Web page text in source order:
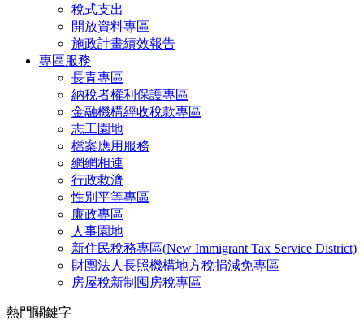
稅式支出
開放資料專區
施政計畫績效報告
專區服務
長青專區
納稅者權利保護專區
金融機構經收稅款專區
志工園地
檔案應用服務
網網相連
行政救濟
性別平等專區
廉政專區
人事園地
新住民稅務專區(New Immigrant Tax Service District)
財團法人長照機構地方稅捐減免專區
房屋稅新制囤房稅專區
熱門關鍵字